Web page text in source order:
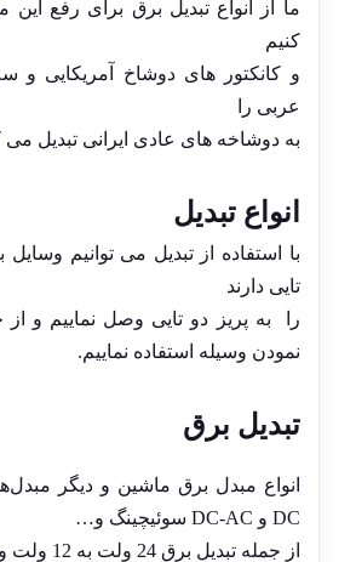
ما از انواع تبدیل برق برای رفع
کنیم
و کانکتور های دوشاخ آمریکایی و
عربی را
به دوشاخه های عادی ایرانی تبدیل می
انواع تبدیل
تایی دارند
را به پریز دو تایی وصل نماییم و
نمودن وسیله استفاده نماییم.
تبدیل برق
DC و DC-AC سوئیچینگ و…
از جمله تبدیل برق 24 ولت به 12 ولت ویژه تبدیل برق